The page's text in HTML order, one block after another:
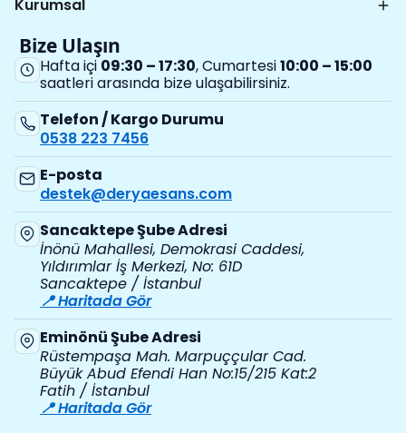
Kurumsal
Bize Ulaşın
Hafta içi 09:30 – 17:30, Cumartesi10:00 – 15:00
saatleri arasında bize ulaşabilirsiniz.
Telefon / Kargo Durumu
0538 223 7456
E-posta
destek@deryaesans.com
Sancaktepe Şube Adresi
İnönü Mahallesi, Demokrasi Caddesi,
Yıldırımlar İş Merkezi, No: 61D
Sancaktepe / İstanbul
📍 Haritada Gör
Eminönü Şube Adresi
Rüstempaşa Mah. Marpuççular Cad.
Büyük Abud Efendi Han No:15/215 Kat:2
Fatih / İstanbul
📍 Haritada Gör